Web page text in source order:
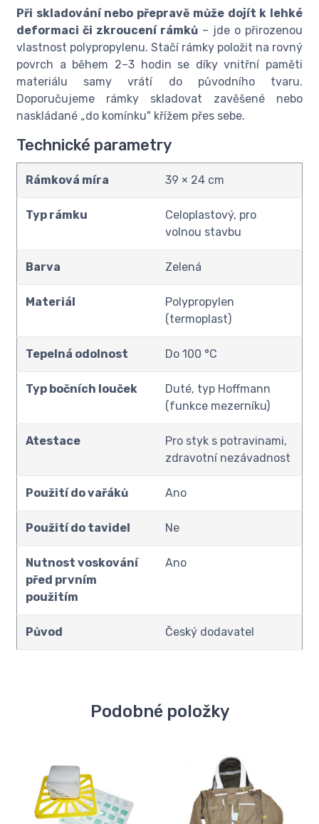
Při skladování nebo přepravě může dojít k lehké
deformaci či zkroucení rámků – jde o přirozenou
vlastnost polypropylenu. Stačí rámky položit na rovný
povrch a během 2–3 hodin se díky vnitřní paměti
materiálu samy vrátí do původního tvaru.
Doporučujeme rámky skladovat zavěšené nebo
naskládané „do komínku" křížem přes sebe.
Technické parametry
Rámková míra 39 × 24 cm
Typ rámku
Celoplastový, pro
volnou stavbu
Barva Zelená
Materiál
Polypropylen
(termoplast)
Tepelná odolnost Do 100 °C
Typ bočních louček
Duté, typ Hoffmann
(funkce mezerníku)
Atestace
Pro styk s potravinami,
zdravotní nezávadnost
Použití do vařáků Ano
Použití do tavidel Ne
Nutnost voskování
před prvním
použitím
Ano
Původ Český dodavatel
Podobné položky